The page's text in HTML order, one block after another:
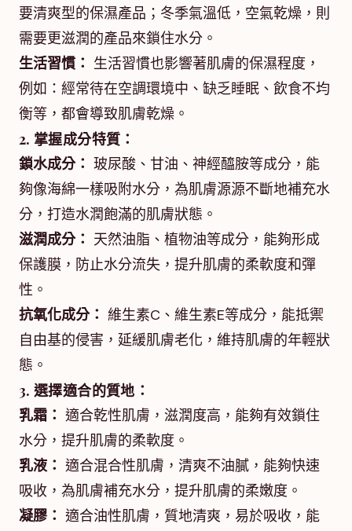
要清爽型的保濕產品；冬季氣溫低，空氣乾燥，則
需要更滋潤的產品來鎖住水分。
生活習慣： 生活習慣也影響著肌膚的保濕程度，
例如：經常待在空調環境中、缺乏睡眠、飲食不均
衡等，都會導致肌膚乾燥。
2. 掌握成分特質：
鎖水成分： 玻尿酸、甘油、神經醯胺等成分，能
夠像海綿一樣吸附水分，為肌膚源源不斷地補充水
分，打造水潤飽滿的肌膚狀態。
滋潤成分： 天然油脂、植物油等成分，能夠形成
保護膜，防止水分流失，提升肌膚的柔軟度和彈
性。
抗氧化成分： 維生素C、維生素E等成分，能抵禦
自由基的侵害，延緩肌膚老化，維持肌膚的年輕狀
態。
3. 選擇適合的質地：
乳霜： 適合乾性肌膚，滋潤度高，能夠有效鎖住
水分，提升肌膚的柔軟度。
乳液： 適合混合性肌膚，清爽不油膩，能夠快速
吸收，為肌膚補充水分，提升肌膚的柔嫩度。
凝膠： 適合油性肌膚，質地清爽，易於吸收，能